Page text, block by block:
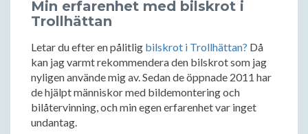
Min erfarenhet med bilskrot i
Trollhättan
Letar du efter en pålitlig bilskrot i Trollhättan? Då
kan jag varmt rekommendera den bilskrot som jag
nyligen använde mig av. Sedan de öppnade 2011 har
de hjälpt människor med bildemontering och
bilåtervinning, och min egen erfarenhet var inget
undantag.